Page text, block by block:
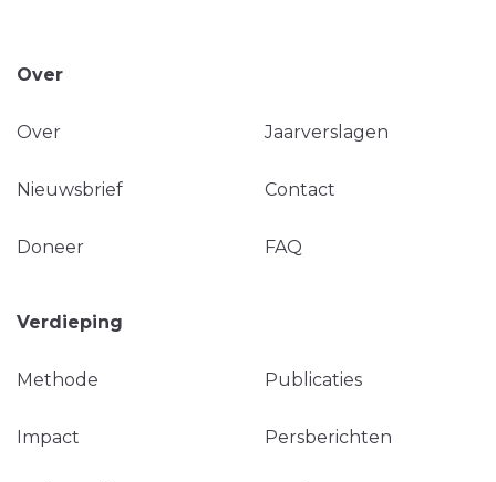
Over
Over Jaarverslagen
Nieuwsbrief Contact
Doneer FAQ
Verdieping
Methode Publicaties
Impact Persberichten